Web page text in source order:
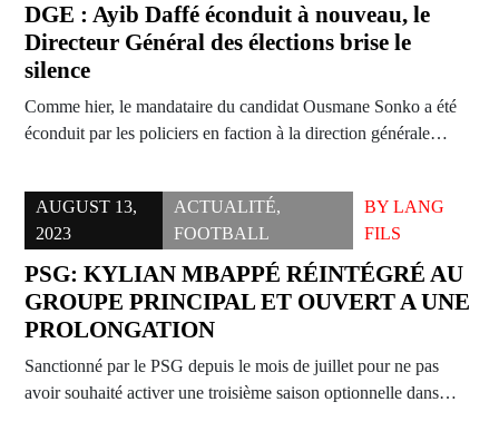
DGE : Ayib Daffé éconduit à nouveau, le
Directeur Général des élections brise le
silence
Comme hier, le mandataire du candidat Ousmane Sonko a été
éconduit par les policiers en faction à la direction générale…
AUGUST 13,
2023
ACTUALITÉ,
FOOTBALL
BYLANG
FILS
PSG: KYLIAN MBAPPÉ RÉINTÉGRÉ AU
GROUPE PRINCIPAL ET OUVERT A UNE
PROLONGATION
Sanctionné par le PSG depuis le mois de juillet pour ne pas
avoir souhaité activer une troisième saison optionnelle dans…